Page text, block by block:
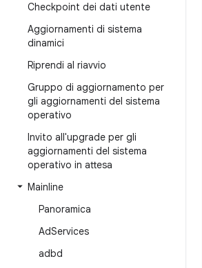
Checkpoint dei dati utente
Aggiornamenti di sistema
dinamici
Riprendi al riavvio
Gruppo di aggiornamento per
gli aggiornamenti del sistema
operativo
Invito all'upgrade per gli
aggiornamenti del sistema
operativo in attesa
Mainline
Panoramica
AdServices
adbd